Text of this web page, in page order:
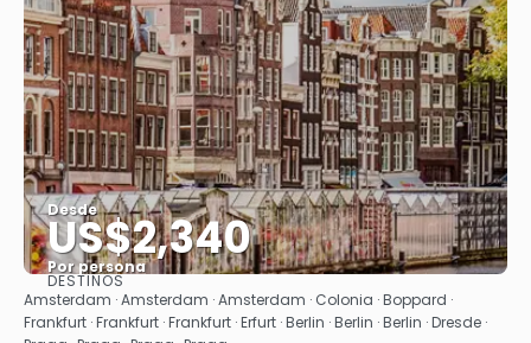
Desde
US$2,340
Por persona
Ver
DESTINOS
Amsterdam · Amsterdam · Amsterdam · Colonia · Boppard ·
Frankfurt · Frankfurt · Frankfurt · Erfurt · Berlin · Berlin · Berlin · Dresde ·